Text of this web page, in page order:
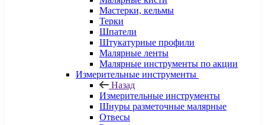
Мастерки, кельмы
Терки
Шпатели
Штукатурные профили
Малярные ленты
Малярные инструменты по акции
Измерительные инструменты
Назад
Измерительные инструменты
Шнуры разметочные малярные
Отвесы